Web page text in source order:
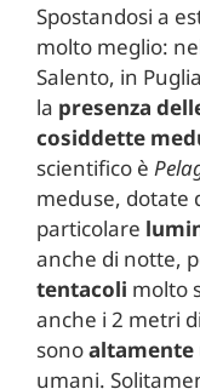
Spostandosi a
molto meglio:
Salento, in
la presenza
cosiddette
scientifico è
meduse, dotate
particolare
anche di notte,
tentacoli molto
anche i 2 metri
sonoaltamente
umani.